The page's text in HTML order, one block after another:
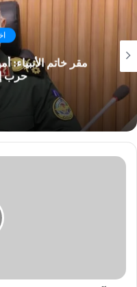
مقر خاتم الأنبياء:
حرب